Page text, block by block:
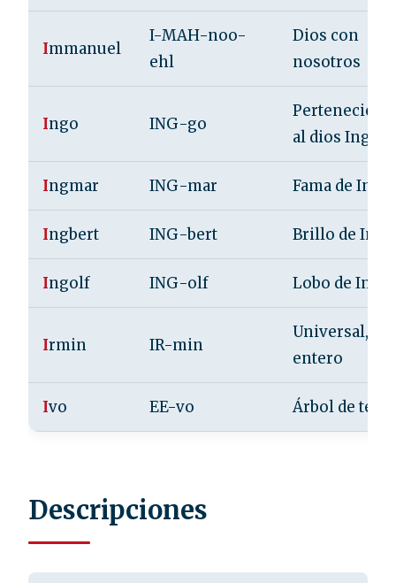
Immanuel
I-MAH-noo-
ehl
Dios con
nosotros
Ingo ING-go
al dios Ing
Ingmar ING-mar Fama de Ing
Ingbert ING-bert Brillo de Ing
Ingolf ING-olf Lobo de Ing
Irmin IR-min
Universal,
entero
Ivo EE-vo Árbol de tejo
Descripciones